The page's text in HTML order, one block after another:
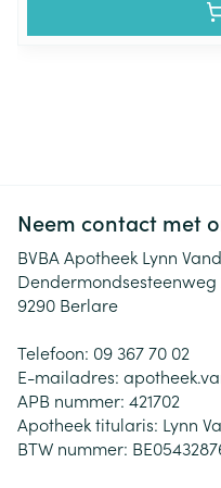
Neem contact met
BVBA Apotheek Lynn
Dendermondsesteenweg
9290 Berlare
Telefoon: 09 367 70 02
E-mailadres:
APB nummer: 421702
Apotheek titularis: Lynn
BTW nummer: